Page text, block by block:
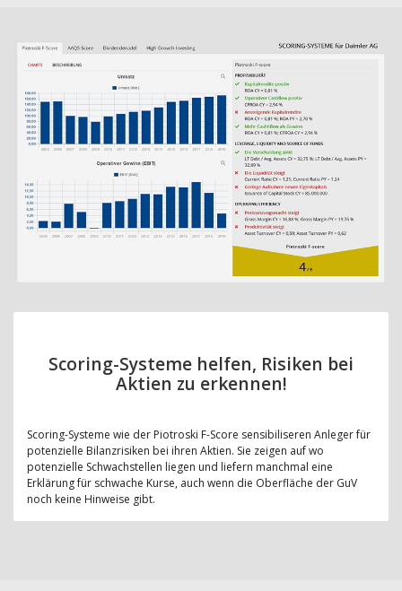
Scoring-Systeme helfen, Risiken bei
Aktien zu erkennen!
Scoring-Systeme wie der Piotroski F-Score sensibiliseren Anleger für
potenzielle Bilanzrisiken bei ihren Aktien. Sie zeigen auf wo
potenzielle Schwachstellen liegen und liefern manchmal eine
Erklärung für schwache Kurse, auch wenn die Oberfläche der GuV
noch keine Hinweise gibt.